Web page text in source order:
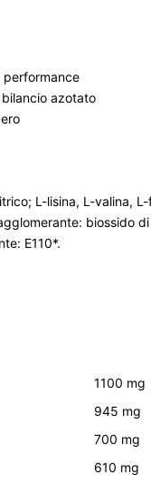
performance
azotato
L-lisina, L-valina,
biossido
E110*.
1100 mg
945 mg
700 mg
610 mg